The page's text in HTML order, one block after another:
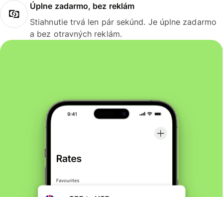
Úplne zadarmo, bez reklám
Stiahnutie trvá len pár sekúnd. Je úplne zadarmo
a bez otravných reklám.